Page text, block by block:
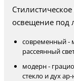
Стилистическое
освещение под
современный -
рассеянный
модерн -
стекло и дух